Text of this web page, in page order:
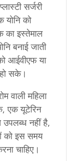
सर्जरी
को
का इस्तेमाल
बनाई जाती
आईवीएफ या
सके।
वाली महिला
एक यूटेरिन
नहीं है,
को इस समय
चाहिए।